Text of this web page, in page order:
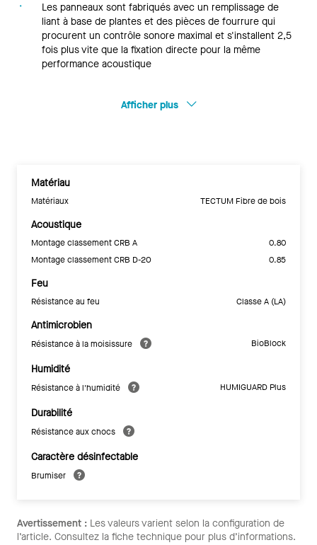
Les panneaux sont fabriqués avec un remplissage de
liant à base de plantes et des pièces de fourrure qui
procurent un contrôle sonore maximal et s'installent 2,5
fois plus vite que la fixation directe pour la même
performance acoustique
Afficher plus
Matériau
Matériaux TECTUM Fibre de bois
Acoustique
Montage classement CRB A
0.80
Montage classement CRB D-20
0.85
Feu
Résistance au feu Classe A (LA)
Antimicrobien
Résistance à la moisissure BioBlock
Humidité
Résistance à l'humidité HUMIGUARD Plus
Durabilité
Résistance aux chocs
Caractère désinfectable
Brumiser
Avertissement : Les valeurs varient selon la configuration de
l’article. Consultez la fiche technique pour plus d’informations.